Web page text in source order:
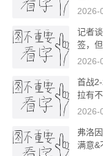
2026-
记者
签，
2026-
首战
拉有
2026-
弗洛
满意&